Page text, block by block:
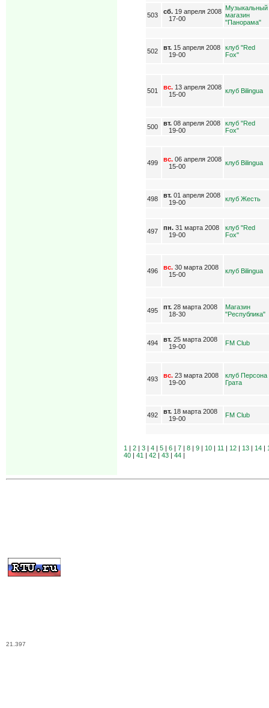
503 сб. 19 апреля 2008
17-00
Музыкальный
магазин
"Панорама"
502 вт. 15 апреля 2008
19-00
клуб "Red
Fox"
501 вс. 13 апреля 2008
15-00
клуб Bilingua
500 вт. 08 апреля 2008
19-00
клуб "Red
Fox"
499 вс. 06 апреля 2008
15-00
клуб Bilingua
498 вт. 01 апреля 2008
19-00
клуб Жесть
497 пн. 31 марта 2008
19-00
клуб "Red
Fox"
496 вс. 30 марта 2008
15-00
клуб Bilingua
495 пт. 28 марта 2008
18-30
Магазин
"Республика"
494 вт. 25 марта 2008
19-00
FM Club
493 вс. 23 марта 2008
19-00
клуб Персона
Грата
492 вт. 18 марта 2008
19-00
FM Club
1 | 2| 3| 4| 5| 6| 7| 8| 9| 10| 11 | 12| 13| 14|
40| 41 | 42| 43| 44|
21.397